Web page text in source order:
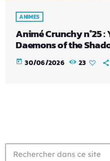
ANIMES
Animé Crunchy n°25 :
Daemons of the
today 30/06/2026 23